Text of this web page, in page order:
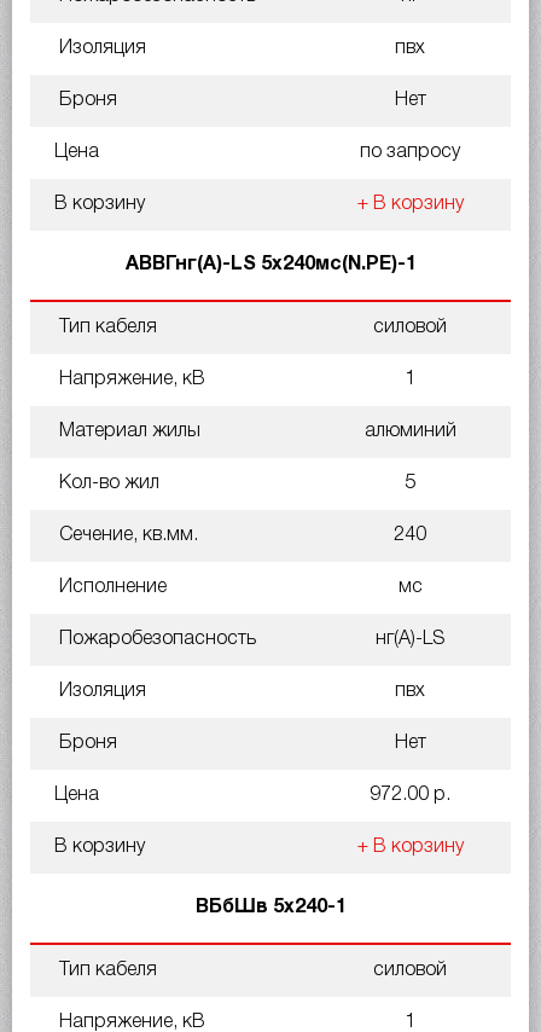
Изоляция пвх
Броня Нет
Цена по запросу
В корзину + В корзину
АВВГнг(A)-LS 5х240мс(N.PE)-1
Тип кабеля силовой
Напряжение, кВ 1
Материал жилы алюминий
Кол-во жил 5
Сечение, кв.мм. 240
Исполнение мс
Пожаробезопасность нг(A)-LS
Изоляция пвх
Броня Нет
Цена 972.00 р.
В корзину + В корзину
ВБбШв 5х240-1
Тип кабеля силовой
Напряжение, кВ 1